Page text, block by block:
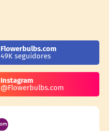
Flowerbulbs.com
49K seguidores
Instagram
@Flowerbulbs.com